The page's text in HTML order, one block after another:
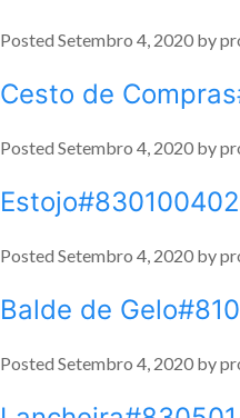
Posted Setembro 4, 2020 by
Cesto de
Posted Setembro 4, 2020 by
Estojo#830100402
Posted Setembro 4, 2020 by
Balde de
Posted Setembro 4, 2020 by